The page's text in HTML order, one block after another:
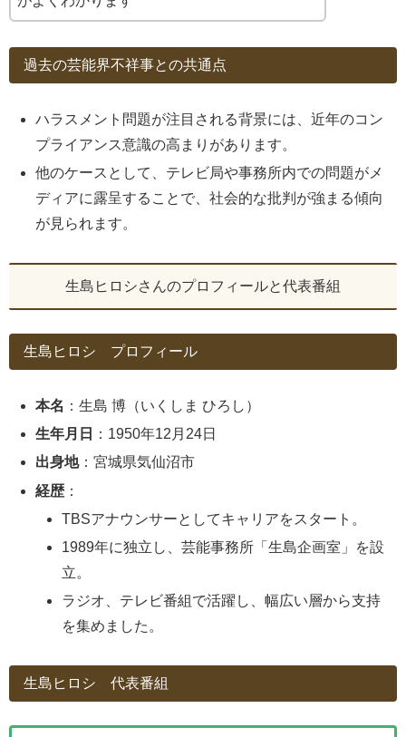
過去の芸能界不祥事との共通点
ハラスメント問題が注目される背景には、近年のコン
プライアンス意識の高まりがあります。
他のケースとして、テレビ局や事務所内での問題がメ
ディアに露呈することで、社会的な批判が強まる傾向
が見られます。
生島ヒロシさんのプロフィールと代表番組
生島ヒロシ プロフィール
本名 ：生島 博（いくしま ひろし）
生年月日
：1950年12月24日
出身地：宮城県気仙沼市
経歴 ：
TBSアナウンサーとしてキャリアをスタート。
1989年に独立し、芸能事務所「生島企画室」を設
立。
ラジオ、テレビ番組で活躍し、幅広い層から支持
を集めました。
生島ヒロシ 代表番組